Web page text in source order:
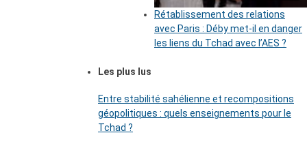
Rétablissement des relations
avec Paris : Déby met-il en danger
les liens du Tchad avec l’AES ?
Les plus lus
Entre stabilité sahélienne et recompositions
géopolitiques : quels enseignements pour le
Tchad ?